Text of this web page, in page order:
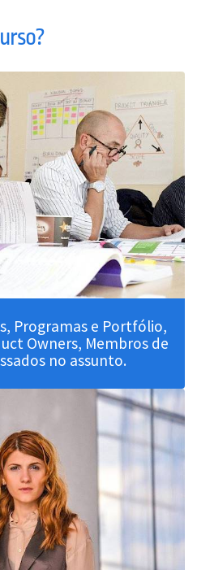
Programas e Portfólio,
Owners, Membros de
no assunto.